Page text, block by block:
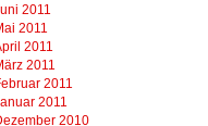
2011
2011
2011
2011
2011
2011
2010